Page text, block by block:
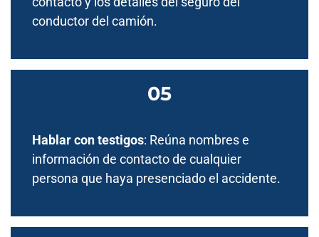
conductor del camión.
Hablar con testigos: Reúna nombres e
información de contacto de cualquier
persona que haya presenciado el accidente.